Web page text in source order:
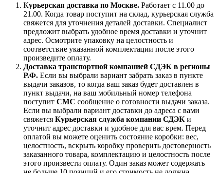
Курьерская доставка по Москве. Работает с 11.00 до
21.00. Когда товар поступит на склад, курьерская служба
свяжется для уточнения деталей доставки. Специалист
предложит выбрать удобное время доставки и уточнит
адрес. Осмотрите упаковку на целостность и
соответствие указанной комплектации после этого
произведите оплату.
Доставка транспортной компанией СДЭК в регионы
Р.Ф. Если вы выбрали вариант забрать заказ в пункте
выдачи заказов, то когда ваш заказ будет доставлен в
пункт выдачи, на ваш мобильный номер телефона
поступит СМС сообщение о готовности выдачи заказа.
Если вы выбрали вариант доставки до адреса с вами
свяжется Курьерская служба компании СДЭК и
уточнит адрес доставки и удобное для вас врем. Перед
оплатой вы можете оценить состояние коробки: вес,
целостность, вскрыть коробку проверить достоверность
заказанного товара, комплектацию и целостность после
этого произвести оплату. Один заказ может содержать